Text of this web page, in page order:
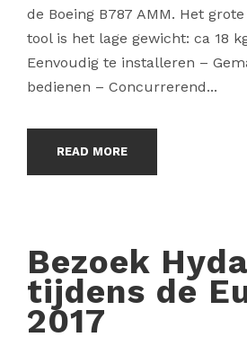
de Boeing B787 AMM. Het
tool is het lage gewicht: ca 18
Eenvoudig te installeren –
bedienen – Concurrerend...
READ MORE
Bezoek
tijdens de
2017